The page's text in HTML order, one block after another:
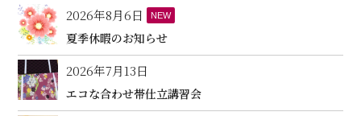
2026年8月6日 NEW
夏季休暇のお知らせ
2026年7月13日
エコな合わせ帯仕立講習会